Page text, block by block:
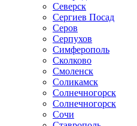
Северск
Сергиев Посад
Серов
Серпухов
Симферополь
Сколково
Смоленск
Соликамск
Солнечногорск
Солнечногорск
Сочи